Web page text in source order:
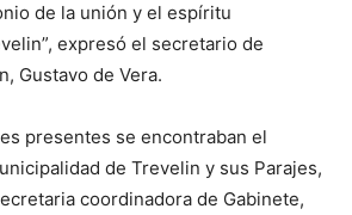
de la unión y el espíritu
expresó el secretario de
Gustavo de Vera.
presentes se encontraban el
de Trevelin y sus Parajes,
coordinadora de Gabinete,